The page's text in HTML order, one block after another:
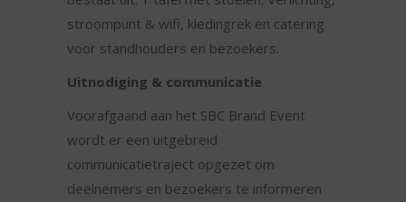
stroompunt & wifi, kledingrek en catering
voor standhouders en bezoekers.
Uitnodiging & communicatie
Voorafgaand aan het SBC Brand Event
wordt er een uitgebreid
communicatietraject opgezet om
deelnemers en bezoekers te informeren